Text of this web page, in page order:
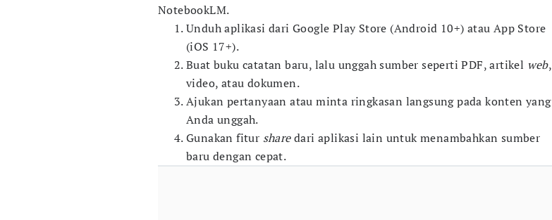
NotebookLM.
Unduh aplikasi dari Google Play Store (Android 10+) atau App Store
(iOS 17+).
Buat buku catatan baru, lalu unggah sumber seperti PDF, artikel web,
video, atau dokumen.
Ajukan pertanyaan atau minta ringkasan langsung pada konten yang
Anda unggah.
Gunakan fitur sharedari aplikasi lain untuk menambahkan sumber
baru dengan cepat.